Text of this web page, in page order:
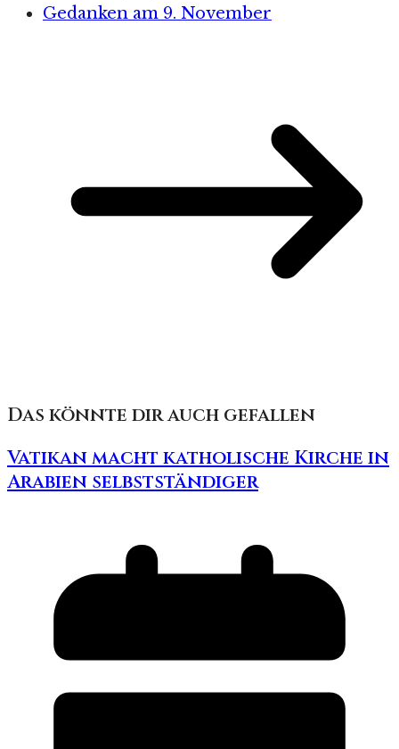
Gedanken am 9. November
Das könnte dir auch gefallen
Vatikan macht katholische Kirche in
Arabien selbstständiger